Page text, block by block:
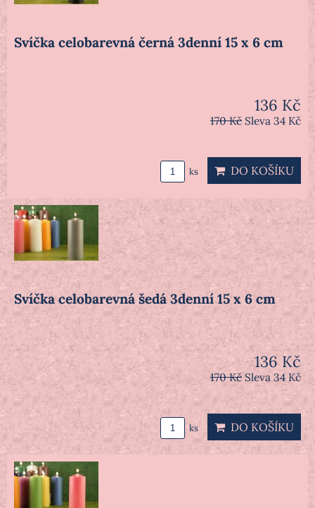
Svíčka celobarevná černá 3denní 15 x 6 cm
136 Kč
170 Kč Sleva 34 Kč
ks DO KOŠÍKU
Svíčka celobarevná šedá 3denní 15 x 6 cm
136 Kč
170 Kč Sleva 34 Kč
ks DO KOŠÍKU